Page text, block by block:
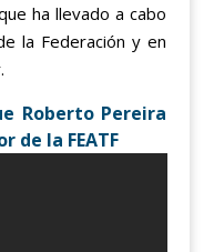
ha llevado a cabo
la Federación y en
Roberto Pereira
de la FEATF